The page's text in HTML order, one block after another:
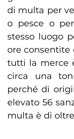
di multa per
o pesce o
stesso luogo
ore consentite
tutti la merce
circa una
perché di
elevato 56
multa è di